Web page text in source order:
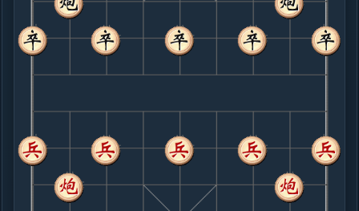
.....车８进５
6. 马三退二
红+8
.....象３进５
红+16
马２进１
7. 马八进七
红+8
兵七进一
8. 车九进一
红+13
.....砲２平１
红+42
砲２平３
9. 车九平六
红+31
兵七进一
.....士４进５
10. 炮八平九
红+21
兵七进一